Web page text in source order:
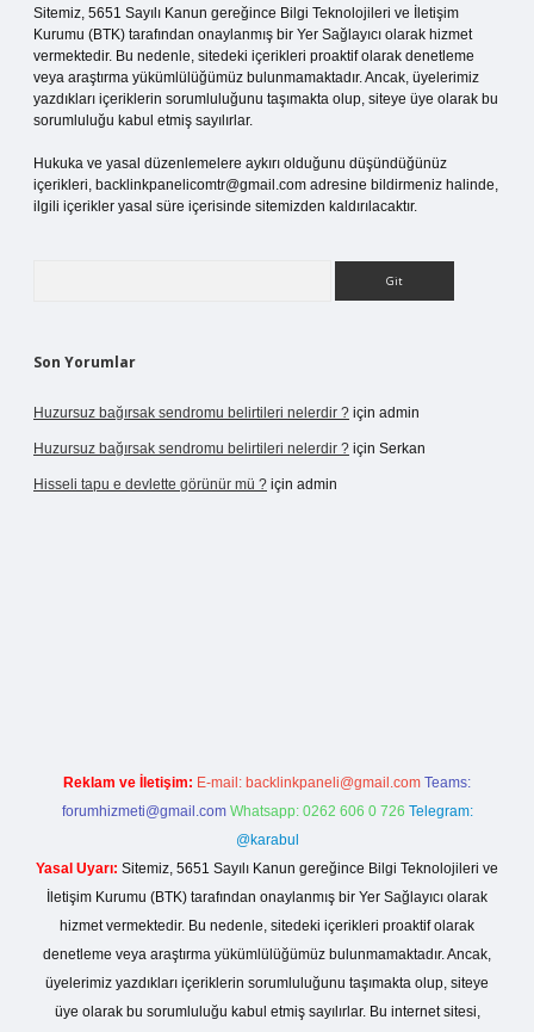
Sitemiz, 5651 Sayılı Kanun gereğince Bilgi Teknolojileri ve İletişim
Kurumu (BTK) tarafından onaylanmış bir Yer Sağlayıcı olarak hizmet
vermektedir. Bu nedenle, sitedeki içerikleri proaktif olarak denetleme
veya araştırma yükümlülüğümüz bulunmamaktadır. Ancak, üyelerimiz
yazdıkları içeriklerin sorumluluğunu taşımakta olup, siteye üye olarak bu
sorumluluğu kabul etmiş sayılırlar.
Hukuka ve yasal düzenlemelere aykırı olduğunu düşündüğünüz
içerikleri, backlinkpanelicomtr@gmail.com adresine bildirmeniz halinde,
ilgili içerikler yasal süre içerisinde sitemizden kaldırılacaktır.
Son Yorumlar
Huzursuz bağırsak sendromu belirtileri nelerdir ? için admin
Huzursuz bağırsak sendromu belirtileri nelerdir ? için Serkan
Hisseli tapu e devlette görünür mü ? için admin
Reklam ve İletişim: E-mail: backlinkpaneli@gmail.com Teams:
forumhizmeti@gmail.com Whatsapp: 0262 606 0 726 Telegram:
@karabul
Yasal Uyarı: Sitemiz, 5651 Sayılı Kanun gereğince Bilgi Teknolojileri ve
İletişim Kurumu (BTK) tarafından onaylanmış bir Yer Sağlayıcı olarak
hizmet vermektedir. Bu nedenle, sitedeki içerikleri proaktif olarak
denetleme veya araştırma yükümlülüğümüz bulunmamaktadır. Ancak,
üyelerimiz yazdıkları içeriklerin sorumluluğunu taşımakta olup, siteye
üye olarak bu sorumluluğu kabul etmiş sayılırlar. Bu internet sitesi,